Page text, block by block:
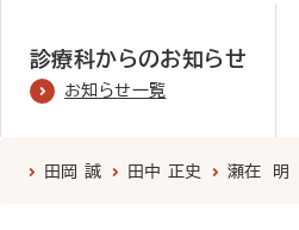
診療科からのお知らせ
お知らせ一覧
診療科に
田岡 誠 田中 正史 瀬在 明